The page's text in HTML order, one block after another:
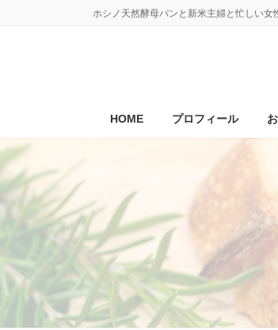
プ
動
ホシノ天然酵母パンと新米主婦と忙しい
HOME プロフィール